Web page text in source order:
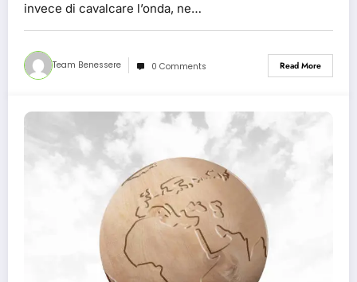
invece di cavalcare l’onda, ne…
Team Benessere 0 Comments Read More